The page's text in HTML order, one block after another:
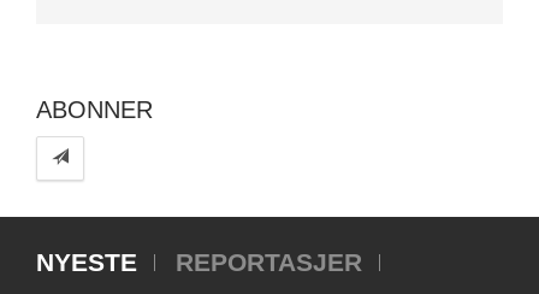
ABONNER
NYESTE
REPORTASJER